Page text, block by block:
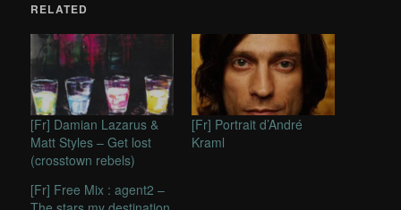
RELATED
[Fr] Damian Lazarus &
Matt Styles – Get lost
(crosstown rebels)
[Fr] Portrait d’André
Kraml
[Fr] Free Mix : agent2 –